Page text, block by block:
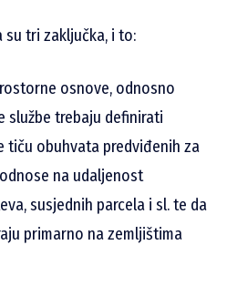
su tri zaključka, i to:
osnove, odnosno
službe trebaju definirati
tiču obuhvata predviđenih za
na udaljenost
susjednih parcela i sl. te da
primarno na zemljištima